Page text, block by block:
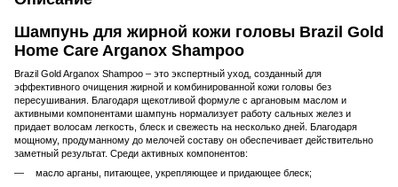
Шампунь для жирной кожи головы Brazil Gold
Home Care Arganox Shampoo
Brazil Gold Arganox Shampoo – это экспертный уход, созданный для
эффективного очищения жирной и комбинированной кожи головы без
пересушивания. Благодаря щекотливой формуле с аргановым маслом и
активными компонентами шампунь нормализует работу сальных желез и
придает волосам легкость, блеск и свежесть на несколько дней. Благодаря
мощному, продуманному до мелочей составу он обеспечивает действительно
заметный результат. Среди активных компонентов:
масло арганы, питающее, укрепляющее и придающее блеск;